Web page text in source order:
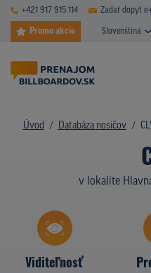
+421 917 915 114 Zadať dopyt
Promo akcie Slovenština
Z
Úvod Databáza nosičov
v lokalite
Viditeľnosť